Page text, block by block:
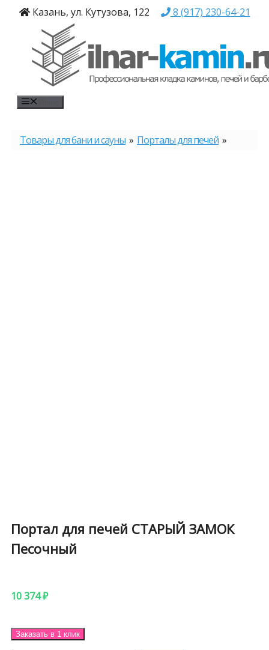
Перейти
содержимому
Казань, ул. Кутузова, 122 8 (917) 230-64-21
Товары для бани и сауны » Порталы для печей »
Портал для печей СТАРЫЙ ЗАМОК
Песочный
10 374₽
Заказать в 1 клик